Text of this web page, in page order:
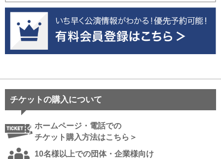
チケットの購入について
ホームページ・電話での
チケット購入方法はこちら＞
10名様以上での団体・企業様向け